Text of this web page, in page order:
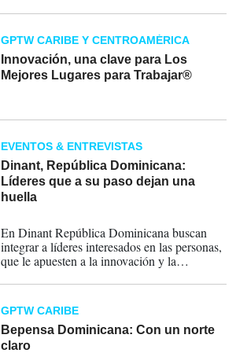
GPTW CARIBE Y CENTROAMÉRICA
Innovación, una clave para Los
Mejores Lugares para Trabajar®
EVENTOS & ENTREVISTAS
Dinant, República Dominicana:
Líderes que a su paso dejan una
huella
En Dinant República Dominicana buscan
integrar a líderes interesados en las personas,
que le apuesten a la innovación y la
GPTW CARIBE
Bepensa Dominicana: Con un norte
claro